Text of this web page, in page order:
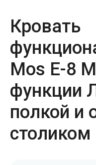
Кровать
Mos Е-8
функции
полкой и
столиком